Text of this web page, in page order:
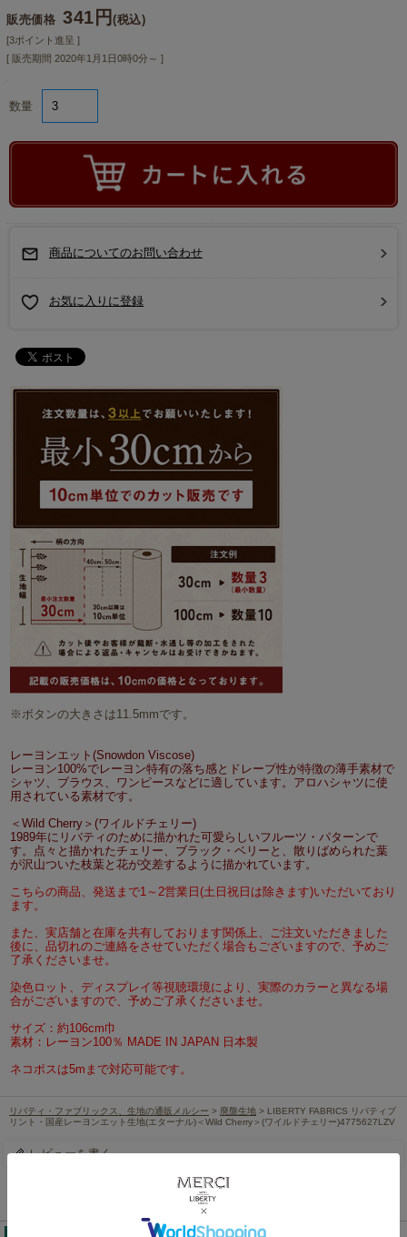
販売価格 341円(税込)
[3ポイント進呈 ]
[ 販売期間 2020年1月1日0時0分 ～ ]
数量
商品についてのお問い合わせ
お気に入りに登録
※ボタンの大きさは11.5mmです。
レーヨンエット(Snowdon Viscose)
レーヨン100%でレーヨン特有の落ち感とドレープ性が特徴の薄手素材で
シャツ、ブラウス、ワンピースなどに適しています。アロハシャツに使
用されている素材です。
＜Wild Cherry＞(ワイルドチェリー)
1989年にリバティのために描かれた可愛らしいフルーツ・パターンで
す。点々と描かれたチェリー、ブラック・ベリーと、散りばめられた葉
が沢山ついた枝葉と花が交差するように描かれています。
こちらの商品、発送まで1～2営業日(土日祝日は除きます)いただいており
ます。
また、実店舗と在庫を共有しております関係上、ご注文いただきました
後に、品切れのご連絡をさせていただく場合もございますので、予めご
了承くださいませ。
染色ロット、ディスプレイ等視聴環境により、実際のカラーと異なる場
合がございますので、予めご了承くださいませ。
サイズ：約106cm巾
素材：レーヨン100％ MADE IN JAPAN 日本製
ネコポスは5mまで対応可能です。
リバティ・ファブリックス、生地の通販メルシー > 廃盤生地 > LIBERTY FABRICS リバティプ
リント・国産レーヨンエット生地(エターナル)＜Wild Cherry＞(ワイルドチェリー)4775627LZV
レビューを書く
この商品を見た人は、こちらの商品もチェックしています！